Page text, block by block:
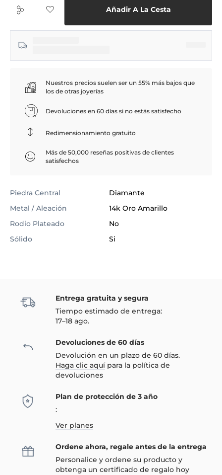
Añadir A La Cesta
Nuestros precios suelen ser un 55% más bajos que
los de otras joyerías
Devoluciones en 60 días si no estás satisfecho
Redimensionamiento gratuito
Más de 50,000 reseñas positivas de clientes
satisfechos
Piedra Central
Diamante
Metal / Aleación
14k Oro Amarillo
Rodio Plateado
No
Sólido
Si
Entrega gratuita y segura
Tiempo estimado de entrega:
17–18 ago.
Devoluciones de 60 días
Devolución en un plazo de 60 días.
Haga clic aquí para la política de
devoluciones
Plan de protección de 3 año
:
Ver planes
Ordene ahora, regale antes de la entrega
Personalice y ordene su producto y
obtenga un certificado de regalo hoy